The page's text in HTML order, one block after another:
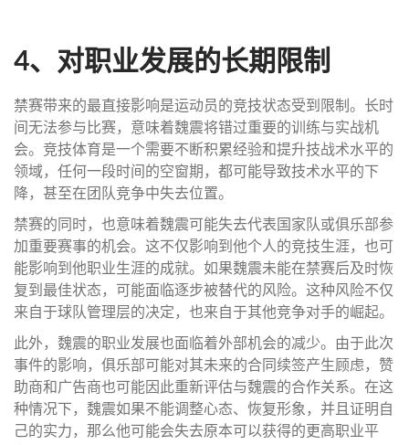
4、对职业发展的长期限制
禁赛带来的最直接影响是运动员的竞技状态受到限制。长时
间无法参与比赛，意味着魏震将错过重要的训练与实战机
会。竞技体育是一个需要不断积累经验和提升技战术水平的
领域，任何一段时间的空窗期，都可能导致技术水平的下
降，甚至在团队竞争中失去位置。
禁赛的同时，也意味着魏震可能失去代表国家队或俱乐部参
加重要赛事的机会。这不仅影响到他个人的竞技生涯，也可
能影响到他职业生涯的成就。如果魏震未能在禁赛后及时恢
复到最佳状态，可能面临逐步被替代的风险。这种风险不仅
来自于球队管理层的决定，也来自于其他竞争对手的崛起。
此外，魏震的职业发展也面临着外部机会的减少。由于此次
事件的影响，俱乐部可能对其未来的合同续签产生顾虑，赞
助商和广告商也可能因此重新评估与魏震的合作关系。在这
种情况下，魏震如果不能调整心态、恢复形象，并且证明自
己的实力，那么他可能会失去原本可以获得的更高职业平